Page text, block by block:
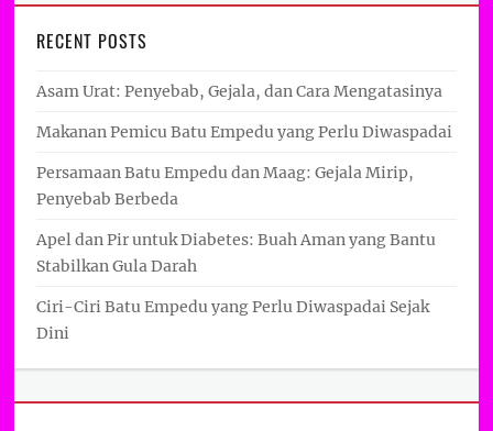
RECENT POSTS
Asam Urat: Penyebab, Gejala, dan Cara Mengatasinya
Makanan Pemicu Batu Empedu yang Perlu Diwaspadai
Persamaan Batu Empedu dan Maag: Gejala Mirip,
Penyebab Berbeda
Apel dan Pir untuk Diabetes: Buah Aman yang Bantu
Stabilkan Gula Darah
Ciri-Ciri Batu Empedu yang Perlu Diwaspadai Sejak
Dini